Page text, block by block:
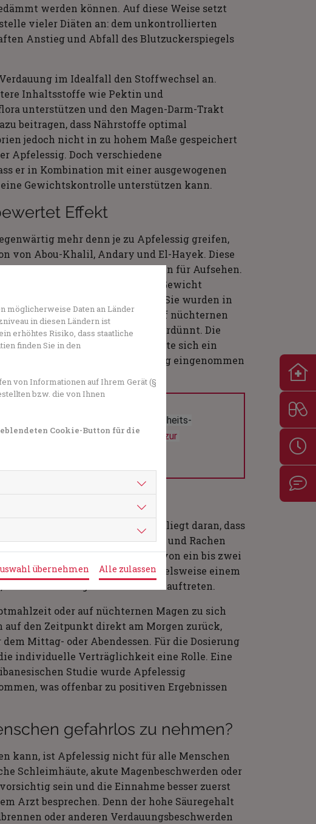
werden können. Auf diese Weise setzt
vieler Diäten an: dem unkontrollierten
Anstieg und Abfall des Blutzuckerspiegels
im Idealfall den Stoffwechsel an.
Inhaltsstoffe wie Pektin und
unterstützen und den Magen-Darm-Trakt
beitragen, dass Nährstoffe optimal
jedoch nicht in zu hohem Maße gespeichert
Apfelessig. Doch verschiedene
er in Kombination mit einer ausgewogenen
Gewichtskontrolle unterstützen kann.
Effekt
mehr denn je zu Apfelessig greifen,
von Abou-Khalil, Andary und El-Hayek. Diese
sorgte in den sozialen Medien für Aufsehen.
stark sich Apfelessig auf das Gewicht
mit Übergewicht teil. Sie wurden in
jeden Morgen Apfelessig auf nüchternen
bis 15 Milliliter in Wasser verdünnt. Die
Nach zwölf Wochen zeigte sich ein
die den Apfelessig eingenommen
Ernährung im Allgemeinen? Gesundheits-
beraten Sie gerne. Hier gelangen Sie zur
und dosiert?
Regel verdünnt in Wasser. Das liegt daran, dass
die Schleimhäute in Mund und Rachen
Üblich ist eine Dosierung von ein bis zwei
mit geringeren Mengen, beispielsweise einem
damit keine Magenbeschwerden auftreten.
oder auf nüchternen Magen zu sich
den Zeitpunkt direkt am Morgen zurück,
Mittag- oder Abendessen. Für die Dosierung
individuelle Verträglichkeit eine Rolle. Eine
Studie wurde Apfelessig
was offenbar zu positiven Ergebnissen
gefahrlos zu nehmen?
kann, ist Apfelessig nicht für alle Menschen
Schleimhäute, akute Magenbeschwerden oder
sein und die Einnahme besser zuerst
Arzt besprechen. Denn der hohe Säuregehalt
oder anderen Verdauungsbeschwerden
möglicherweise Daten an Länder
in diesen Ländern ist
erhöhtes Risiko, dass staatliche
finden Sie in den
von Informationen auf Ihrem Gerät (§
bzw. die von Ihnen
Cookie-Button für die
übernehmen Alle zulassen